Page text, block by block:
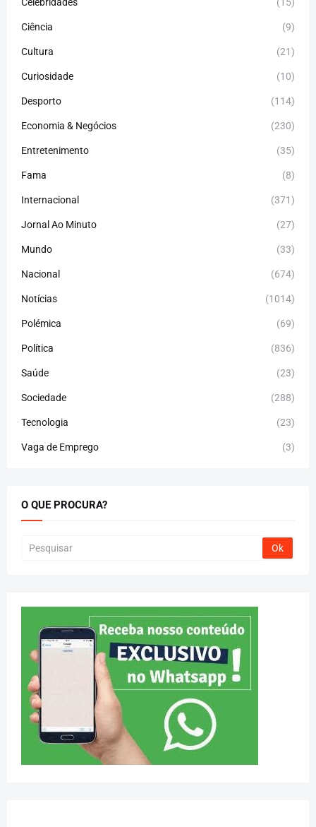
Ciência (9)
Cultura (21)
Curiosidade (10)
Desporto (114)
Economia & Negócios (230)
Entretenimento (35)
Fama (8)
Internacional (371)
Jornal Ao Minuto (27)
Mundo (33)
Nacional (674)
Notícias (1014)
Polémica (69)
Política (836)
Saúde (23)
Sociedade (288)
Tecnologia (23)
Vaga de Emprego (3)
O QUE PROCURA?